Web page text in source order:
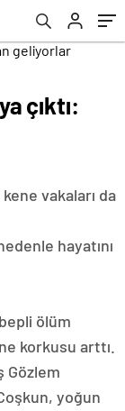
çıktı:
vakaları da
hayatını
ölüm
korkusu arttı.
Gözlem
yoğun